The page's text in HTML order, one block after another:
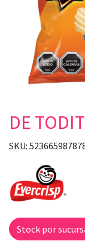
DE
SKU:
Stock por